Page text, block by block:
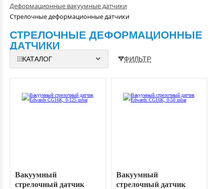
Деформационные вакуумные датчики
Стрелочные деформационные датчики
СТРЕЛОЧНЫЕ ДЕФОРМАЦИОННЫЕ
ДАТЧИКИ
КАТАЛОГ ФИЛЬТР
Вакуумный
стрелочный датчик
Вакуумный
стрелочный датчик